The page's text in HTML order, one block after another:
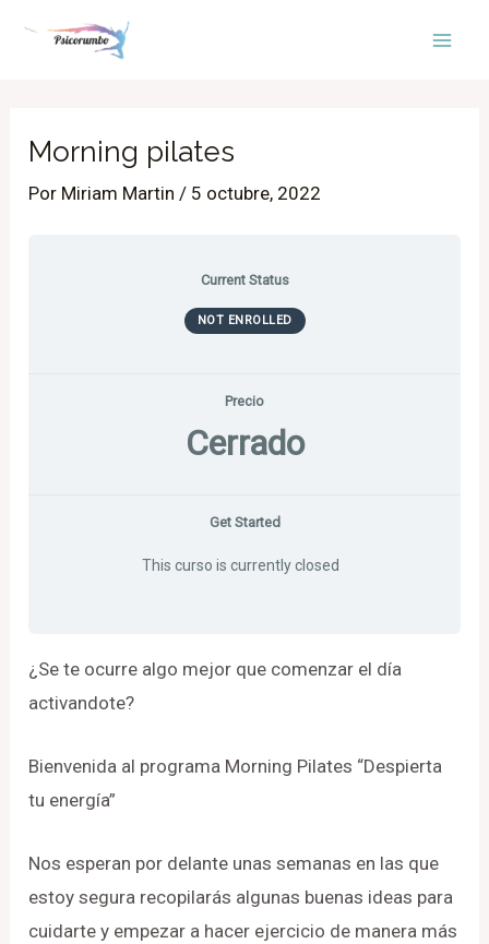
Morning pilates
Por Miriam Martin/ 5 octubre, 2022
Current Status
NOT ENROLLED
Precio
Cerrado
Get Started
This curso is currently closed
¿Se te ocurre algo mejor que comenzar el día
activandote?
Bienvenida al programa Morning Pilates “Despierta
tu energía”
Nos esperan por delante unas semanas en las que
estoy segura recopilarás algunas buenas ideas para
cuidarte y empezar a hacer ejercicio de manera más